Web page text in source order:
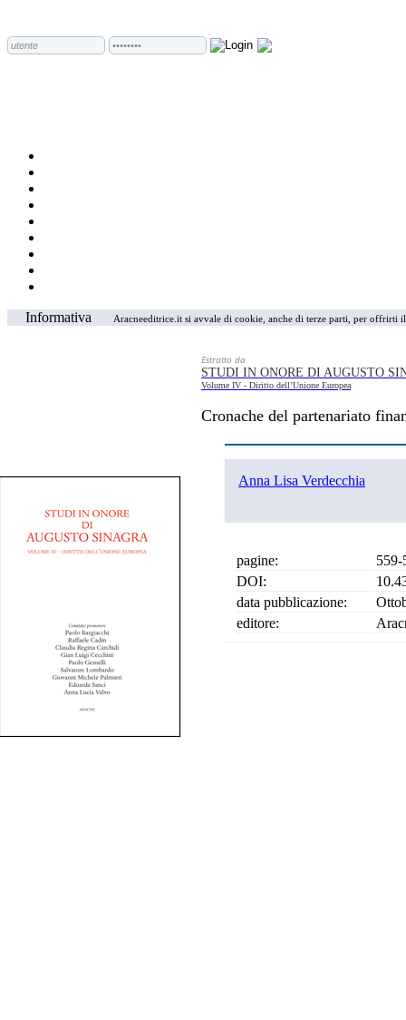
Informativa Aracneeditrice.it si avvale di cookie, anche di terze parti, per
Estratto da
STUDI IN ONORE DI AUGUSTO
Volume IV - Diritto dell’Unione Europea
Cronache del partenariato
Anna Lisa Verdecchia
pagine:
559-
DOI:
data pubblicazione:
editore: